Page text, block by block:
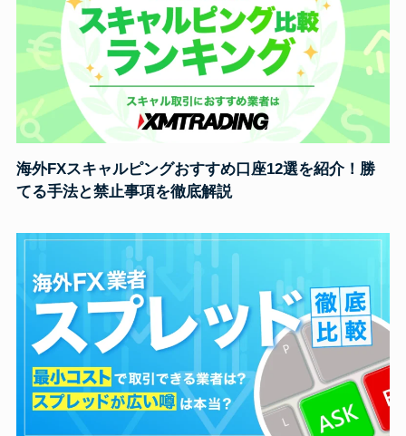
海外FXスキャルピングおすすめ口座12選を紹介！勝
てる手法と禁止事項を徹底解説